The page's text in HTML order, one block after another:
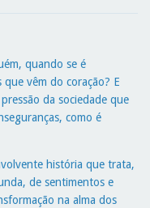
quando se é
vêm do coração? E
da sociedade que
como é
história que trata,
de sentimentos e
na alma dos